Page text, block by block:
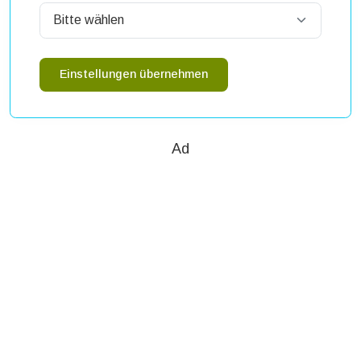
Einstellungen übernehmen
Ad